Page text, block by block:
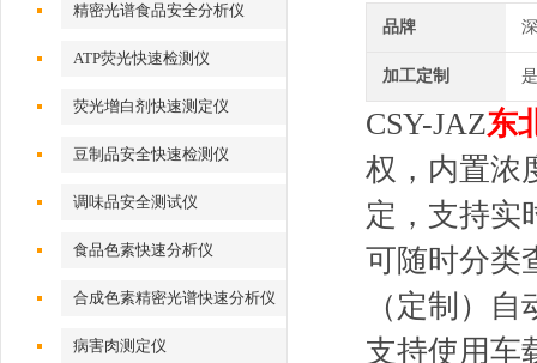
精密光谱食品安全分析仪
ATP荧光快速检测仪
荧光增白剂快速测定仪
豆制品安全快速检测仪
调味品安全测试仪
食品色素快速分析仪
合成色素精密光谱快速分析仪
病害肉测定仪
品牌
加工定制 是
CSY-JAZ东
权，内置浓
定，支持实
可随时分类
（定制）
支持使用车